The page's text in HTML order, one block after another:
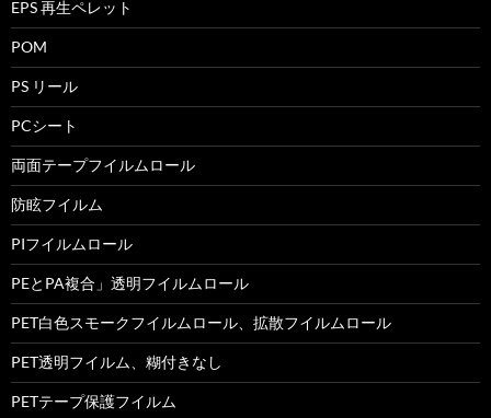
EPS 再生ペレット
POM
PS リール
PCシート
両面テープフイルムロール
防眩フイルム
PIフイルムロール
PEとPA複合」透明フイルムロール
PET白色スモークフイルムロール、拡散フイルムロール
PET透明フイルム、糊付きなし
PETテープ保護フイルム